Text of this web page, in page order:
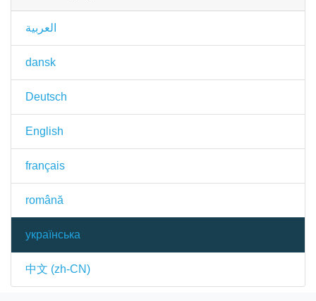
العربية
dansk
Deutsch
English
français
română
українська
中文 (zh-CN)